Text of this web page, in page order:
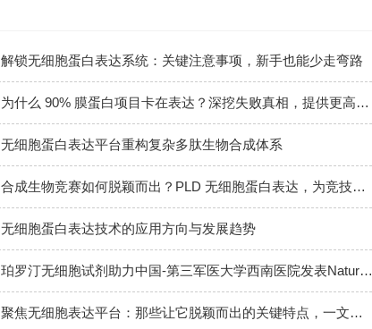
解锁无细胞蛋白表达系统：关键注意事项，新手也能少走弯路
为什么 90% 膜蛋白项目卡在表达？深挖失败真相，提供更高效解决方案
无细胞蛋白表达平台重构复杂多肽生物合成体系
合成生物竞赛如何脱颖而出？PLD 无细胞蛋白表达，为竞技实力加码！
无细胞蛋白表达技术的应用方向与发展趋势
珀罗汀无细胞试剂助力中国-第三军医大学西南医院发表Nature Communications
聚焦无细胞表达平台：那些让它脱颖而出的关键特点，一文说透